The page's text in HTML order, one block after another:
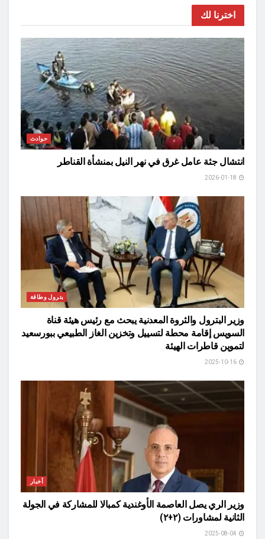
اخترنا لك
حوادث
انتشال جثة عامل غرق في نهر النيل بمنشأة القناطر
بترول وطاقة
وزير البترول والثروة المعدنية يبحث مع رئيس هيئة قناة
السويس إقامة محطة لتسييل وتخزين الغاز الطبيعي ببورسعيد
لتموين قاطرات الهيئة
أخبار
وزير الري يصل العاصمة الأوغندية كمبالا للمشاركة في الجولة
الثانية لمشاورات (٢+٢)